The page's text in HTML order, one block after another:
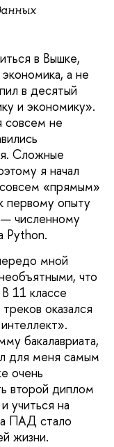
в Вышке,
а не
в десятый
и экономику».
совсем не
Сложные
я начал
«прямым»
первому опыту
численному
Python.
мной
что
11 классе
оказался
бакалавриата,
для меня самым
очень
второй диплом
учиться на
ПАД стало
жизни.